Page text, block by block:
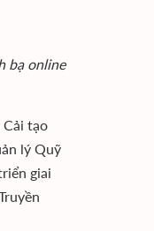
bạ online
Cải tạo
lý Quỹ
giai